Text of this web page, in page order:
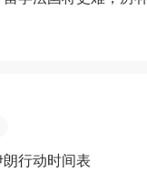
行动时间表